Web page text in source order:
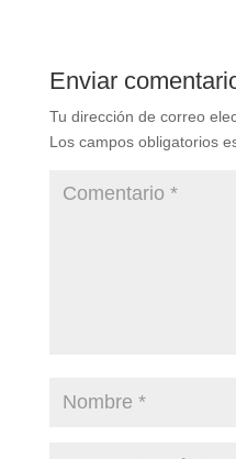
Enviar
Tu dirección de correo
Los campos obligatorios